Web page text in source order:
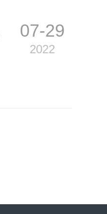
07-29
2022